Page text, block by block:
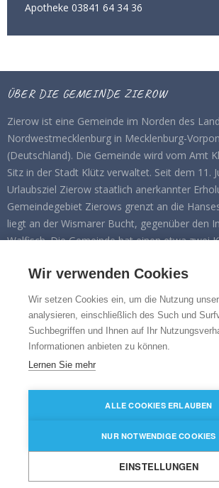
Apotheke 03841 64 34 36
ÜBER DIE GEMEINDE ZIEROW
Zierow ist eine Gemeinde im Norden des
Nordwestmecklenburg in Mecklenburg-
(Deutschland). Die Gemeinde wird vom Amt
Sitz in der Stadt Klütz verwaltet. Seit dem 11.
Urlaubsziel Zierow staatlich anerkannter
Gemeindegebiet Zierows grenzt an die
liegt an der Wismarer Bucht, gegenüber den
Walfisch. Die Gemeinde hat einen etwa zwei
die Ortsteile Eggerstorf, Fliemstorf, Landstorf
FOLGEN SIE UNS AUF
Facebook
Copyright 2018-2026 Gemeinde Zierow
Agentur Karl & Karl® - we develop design and create
Zum Seitenanfang
Wir verwenden Cookies
Wir setzen Cookies ein, um die Nutzung
analysieren, einschließlich des Such und
Suchbegriffen und Ihnen auf Ihr
Informationen anbieten zu können.
Lernen Sie mehr
ALLE COOKIES ERLAUBEN
NUR NOTWENDIGE COOKIES
EINSTELLUNGEN